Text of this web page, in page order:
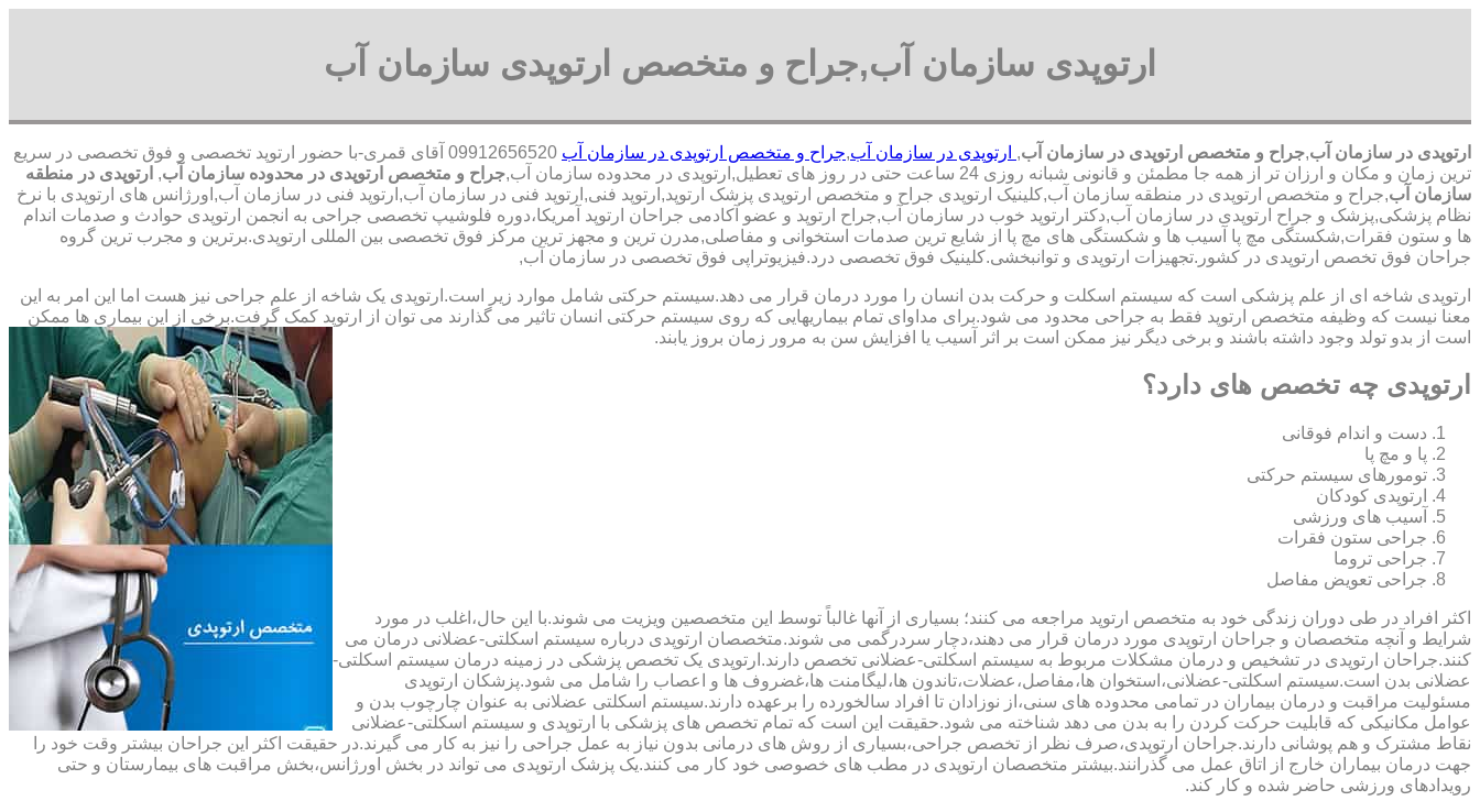
ارتوپدی سازمان آب,جراح و متخصص ارتوپدی سازمان آب
ارتوپدی در سازمان آب,جراح و متخصص ارتوپدی در سازمان آب, ارتوپدی در سازمان آب,جراح و متخصص ارتوپدی در سازمان آب
09912656520 آقای قمری-با حضور ارتوپد تخصصی و فوق تخصصی در سریع
ترین زمان و مکان و ارزان تر از همه جا مطمئن و قانونی شبانه روزی 24 ساعت حتی در روز های تعطیل,ارتوپدی در محدوده سازمان آب,
جراح و متخصص ارتوپدی در محدوده سازمان آب, ارتوپدی در منطقه
سازمان آب,جراح و متخصص ارتوپدی در منطقه سازمان آب,کلینیک ارتوپدی جراح و متخصص ارتوپدی پزشک ارتوپد,ارتوپد فنی,ارتوپد فنی در سازمان آب,ارتوپد فنی در سازمان آب,اورژانس های ارتوپدی با نرخ
نظام پزشکی,پزشک و جراح ارتوپدی در سازمان آب,دکتر ارتوپد خوب در سازمان آب,جراح ارتوپد و عضو آکادمی جراحان ارتوپد آمریکا،دوره فلوشیپ تخصصی جراحی به انجمن ارتوپدی حوادث و صدمات اندام
ها و ستون فقرات,شکستگی مچ پا آسیب ها و شکستگی های مچ پا از شایع ترین صدمات استخوانی و مفاصلی,مدرن ترین و مجهز ترین مرکز فوق تخصصی بین المللی ارتوپدی.برترین ‏و ‏مجرب ‏ترین ‏گروه
‏جراحان ‏فوق ‏تخصص ‏ارتوپدی ‏در ‏کشور.تجهیزات ارتوپدی و توانبخشی.کلینیک فوق تخصصی درد.فیزیوتراپی فوق تخصصی در سازمان آب,
ارتوپدی شاخه ای از علم پزشکی است که سیستم اسکلت و حرکت بدن انسان را مورد درمان قرار می دهد.سیستم حرکتی شامل موارد زیر است.ارتوپدی یک شاخه از علم جراحی نیز هست اما این امر به این
معنا نیست که وظیفه متخصص ارتوپد فقط به جراحی محدود می شود.برای مداوای تمام بیماریهایی که روی سیستم حرکتی انسان تاثیر می گذارند می توان از ارتوپد کمک گرفت.برخی از این بیماری ها ممکن
است از بدو تولد وجود داشته باشند و برخی دیگر نیز ممکن است بر اثر آسیب یا افزایش سن به مرور زمان بروز یابند.
ارتوپدی چه تخصص های دارد؟
دست و اندام فوقانی
پا و مچ پا
تومورهای سیستم حرکتی
ارتوپدی کودکان
آسیب های ورزشی
جراحی ستون فقرات
جراحی تروما
جراحی تعویض مفاصل
اکثر افراد در طی دوران زندگی خود به متخصص ارتوپد مراجعه می کنند؛ بسیاری از آنها غالباً توسط این متخصصین ویزیت می شوند.با این حال،اغلب در مورد
شرایط و آنچه متخصصان و جراحان ارتوپدی مورد درمان قرار می دهند،دچار سردرگمی می شوند.متخصصان ارتوپدی درباره سیستم اسکلتی-عضلانی درمان می
کنند.جراحان ارتوپدی در تشخیص و درمان مشکلات مربوط به سیستم اسکلتی-عضلانی تخصص دارند.ارتوپدی یک تخصص پزشکی در زمینه درمان سیستم اسکلتی-
عضلانی بدن است.سیستم اسکلتی-عضلانی،استخوان ها،مفاصل،عضلات،تاندون ها،لیگامنت ها،غضروف ها و اعصاب را شامل می شود.پزشکان ارتوپدی
مسئولیت مراقبت و درمان بیماران در تمامی محدوده های سنی،از نوزادان تا افراد سالخورده را برعهده دارند.سیستم اسکلتی عضلانی به عنوان چارچوب بدن و
عوامل مکانیکی که قابلیت حرکت کردن را به بدن می دهد شناخته می شود.حقیقت این است که تمام تخصص های پزشکی با ارتوپدی و سیستم اسکلتی-عضلانی
نقاط مشترک و هم پوشانی دارند.جراحان ارتوپدی،صرف نظر از تخصص جراحی،بسیاری از روش های درمانی بدون نیاز به عمل جراحی را نیز به کار می گیرند.در حقیقت اکثر این جراحان بیشتر وقت خود را
جهت درمان بیماران خارج از اتاق عمل می گذرانند.بیشتر متخصصان ارتوپدی در مطب های خصوصی خود کار می کنند.یک پزشک ارتوپدی می تواند در بخش اورژانس،بخش مراقبت های بیمارستان و حتی
رویدادهای ورزشی حاضر شده و کار کند.